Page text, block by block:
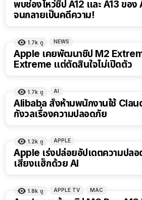
พบช่องโหว่ชิป A12 และ A13 ขอ
จนกลายเป็นคดีความ!
1.7k ดู NEWS
Apple เคยพัฒนาชิป M2
Extreme แต่ตัดสินใจไม่เปิดตัว
1.7k ดู AI
Alibaba สั่งห้ามพนักงานใช้
กังวลเรื่องความปลอดภัย
1.2k ดู APPLE
Apple เร่งปล่อยอัปเดตความปล
เสี่ยงแฮ็กด้วย AI
1.8k ดู APPLE TV MAC